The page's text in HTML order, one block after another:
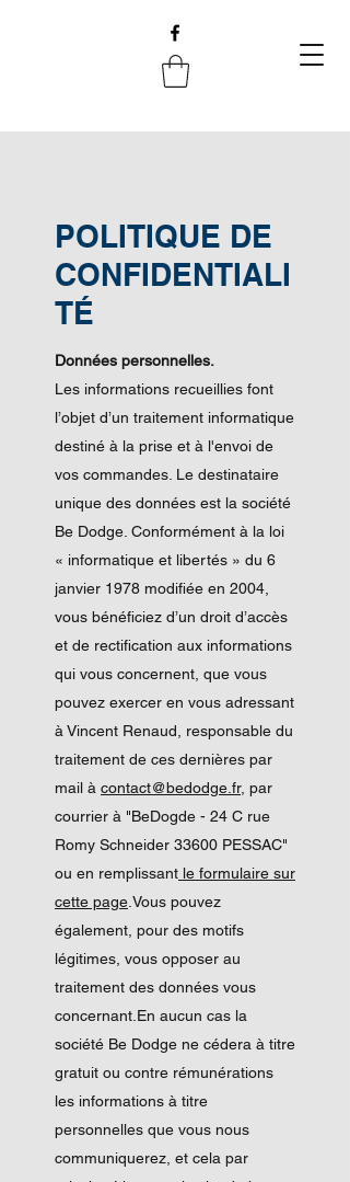
POLITIQUE DE
CONFIDENTIALI
TÉ
Données personnelles.
Les informations recueillies font
l’objet d’un traitement informatique
destiné à la prise et à l'envoi de
vos commandes. Le destinataire
unique des données est la société
Be Dodge. Conformément à la loi
« informatique et libertés » du 6
janvier 1978 modifiée en 2004,
vous bénéficiez d’un droit d’accès
et de rectification aux informations
qui vous concernent, que vous
pouvez exercer en vous adressant
à Vincent Renaud, responsable du
traitement de ces dernières par
mail à contact@bedodge.fr, par
courrier à "BeDogde - 24 C rue
Romy Schneider 33600 PESSAC"
ou en remplissant le formulaire sur
cette page .Vous pouvez
également, pour des motifs
légitimes, vous opposer au
traitement des données vous
concernant.En aucun cas la
société Be Dodge ne cédera à titre
gratuit ou contre rémunérations
les informations à titre
personnelles que vous nous
communiquerez, et cela par